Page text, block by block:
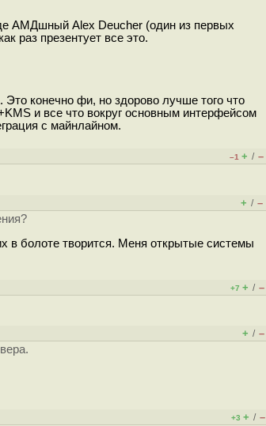
АМДшный Alex Deucher (один из первых
раз презентует все это.
конечно фи, но здорово лучше того что
и все что вокруг основным интерфейсом
с майнлайном.
–1 + / –
+ / –
в болоте творится. Меня открытые системы
+7 + / –
+ / –
+3 + / –